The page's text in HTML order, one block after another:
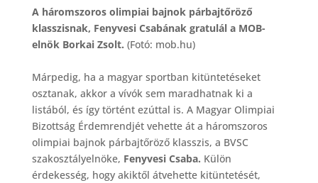
A háromszoros olimpiai bajnok párbajtőröző
klasszisnak, Fenyvesi Csabának gratulál a MOB-
elnök Borkai Zsolt. (Fotó: mob.hu)
Márpedig, ha a magyar sportban kitüntetéseket
osztanak, akkor a vívók sem maradhatnak ki a
listából, és így történt ezúttal is. A Magyar Olimpiai
Bizottság Érdemrendjét vehette át a háromszoros
olimpiai bajnok párbajtőröző klasszis, a BVSC
szakosztályelnöke, Fenyvesi Csaba. Külön
érdekesség, hogy akiktől átvehette kitüntetését,